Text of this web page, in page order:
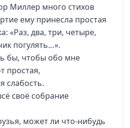
Миллер много стихов
ему принесла простая
«Раз, два, три, четыре,
погулять…».
бы, чтобы обо мне
простая,
слабость.
своё собрание
может ли что-нибудь